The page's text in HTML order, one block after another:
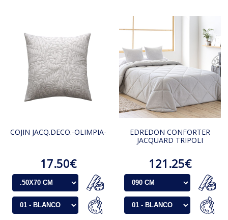
COJIN JACQ.DECO.-OLIMPIA-
17.50€
EDREDON CONFORTER
JACQUARD TRIPOLI
121.25€